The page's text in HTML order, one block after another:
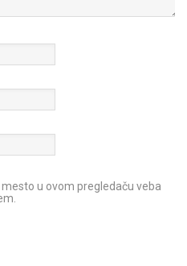
u ovom pregledaču veba